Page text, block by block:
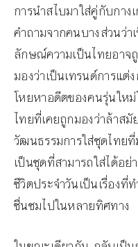
การนำสไบมาใส่คู่กับกา
คำถามจากคนบางส่วนว่า
ลักษณ์ความเป็นไทยอา
มองว่าเป็นเทรนด์การแ
โหยหาอดีตของคนรุ่นใหม่
ไทยที่เคยถูกมองว่าล้าส
วัฒนธรรมการใส่ชุดไทย
เป็นชุดที่สามารถใส่ได้อ
ชีวิตประจำวันเป็นเรื่องที่
ชื่นชมไปในหลายทิศทาง